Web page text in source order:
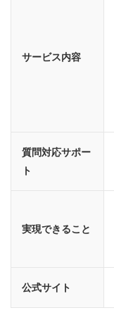
サービス内容
質問対応サポー
ト
実現できること
公式サイト